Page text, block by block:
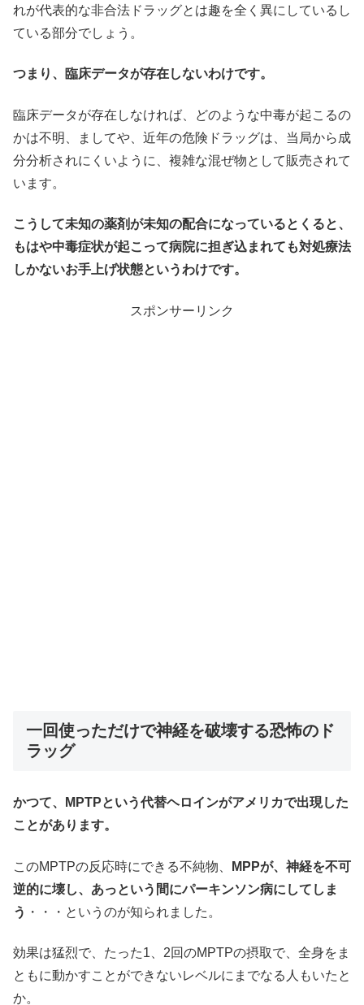
れが代表的な非合法ドラッグとは趣を全く異にしているし
ている部分でしょう。
つまり、臨床データが存在しないわけです。
臨床データが存在しなければ、どのような中毒が起こるの
かは不明、ましてや、近年の危険ドラッグは、当局から成
分分析されにくいように、複雑な混ぜ物として販売されて
います。
こうして未知の薬剤が未知の配合になっているとくると、
もはや中毒症状が起こって病院に担ぎ込まれても対処療法
しかないお手上げ状態というわけです。
スポンサーリンク
一回使っただけで神経を破壊する恐怖のド
ラッグ
かつて、MPTPという代替ヘロインがアメリカで出現した
ことがあります。
このMPTPの反応時にできる不純物、
MPPが、神経を不可
逆的に壊し、あっという間にパーキンソン病にしてしま
う ・・・というのが知られました。
効果は猛烈で、たった1、2回のMPTPの摂取で、全身をま
ともに動かすことができないレベルにまでなる人もいたと
か。